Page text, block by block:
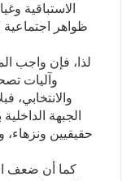
الاستباقية
ظواهر
لذا، فإن واجب
وآليات
والانتخابي،
الجبهة
حقيقيين
كما أن ضعف